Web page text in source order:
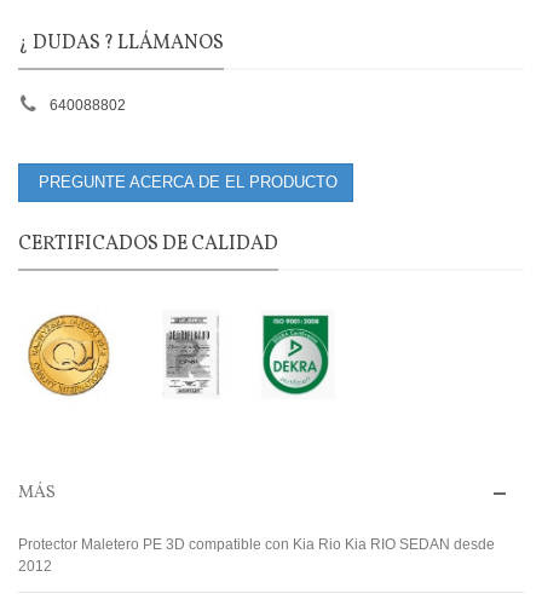
¿ DUDAS ? LLÁMANOS
640088802
PREGUNTE ACERCA DE EL PRODUCTO
CERTIFICADOS DE CALIDAD
MÁS
Protector Maletero PE 3D compatible con Kia Rio Kia RIO SEDAN desde
2012